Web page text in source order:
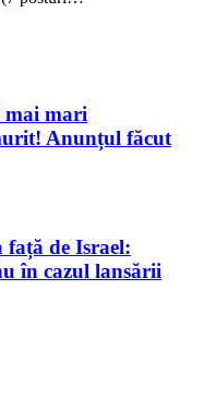
mai mari
Anunțul făcut
de Israel:
în cazul lansării